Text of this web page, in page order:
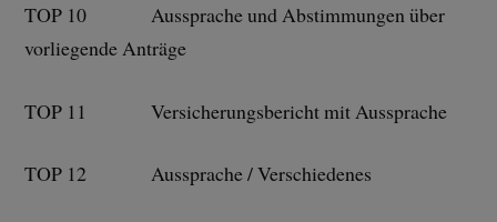
TOP 10 Aussprache und Abstimmungen über
vorliegende Anträge
TOP 11 Versicherungsbericht mit Aussprache
TOP 12 Aussprache / Verschiedenes